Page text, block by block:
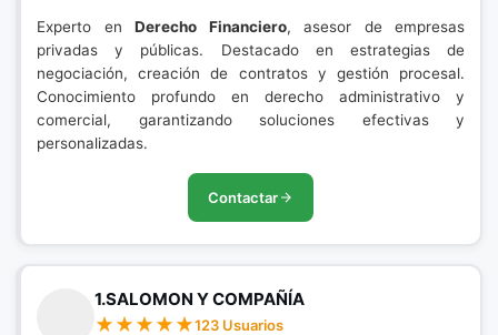
Experto en Derecho Financiero, asesor de empresas
privadas y públicas. Destacado en estrategias de
negociación, creación de contratos y gestión procesal.
Conocimiento profundo en derecho administrativo y
comercial, garantizando soluciones efectivas y
personalizadas.
Contactar
1.SALOMON Y COMPAÑÍA
123 Usuarios